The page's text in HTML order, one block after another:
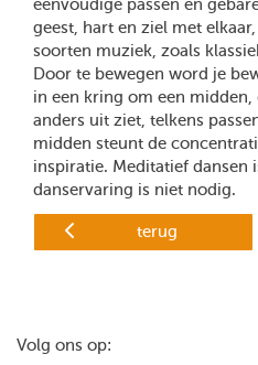
eenvoudige passen en
geest, hart en ziel met
soorten muziek, zoals
Door te bewegen word je
in een kring om een midden,
anders uit ziet, telkens
midden steunt de
inspiratie. Meditatief dansen
danservaring is niet nodig.
terug
Volg ons op: